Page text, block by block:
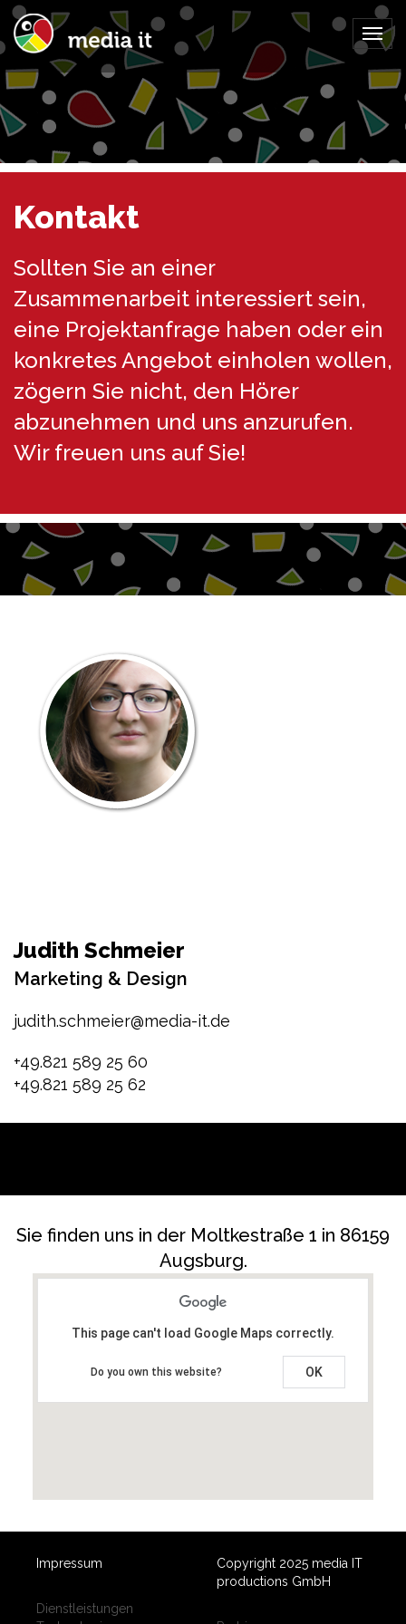
Kontakt
Sollten Sie an einer
Zusammenarbeit interessiert sein,
eine Projektanfrage haben oder ein
konkretes Angebot einholen wollen,
zögern Sie nicht, den Hörer
abzunehmen und uns anzurufen.
Wir freuen uns auf Sie!
Judith Schmeier
Marketing & Design
judith.schmeier@media-it.de
+49.821 589 25 60
+49.821 589 25 62
Sie finden uns in der Moltkestraße 1 in 86159
Augsburg.
This page can't load Google Maps correctly.
Do you own this website? OK
Impressum
Dienstleistungen
Copyright 2025 media IT
productions GmbH